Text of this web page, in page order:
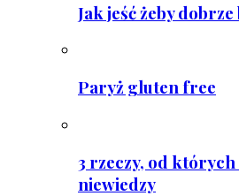
Jak jeść żeby dobrze
Paryż gluten free
3 rzeczy, od
niewiedzy